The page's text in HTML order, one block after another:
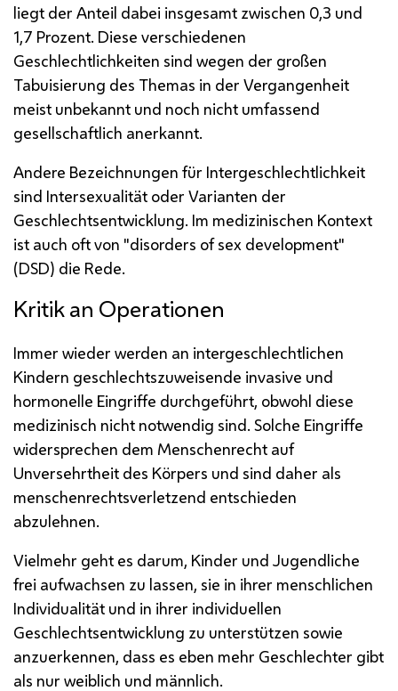
liegt der Anteil dabei insgesamt zwischen 0,3 und
1,7 Prozent. Diese verschiedenen
Geschlechtlichkeiten sind wegen der großen
Tabuisierung des Themas in der Vergangenheit
meist unbekannt und noch nicht umfassend
gesellschaftlich anerkannt.
Andere Bezeichnungen für Intergeschlechtlichkeit
sind Intersexualität oder Varianten der
Geschlechtsentwicklung. Im medizinischen Kontext
ist auch oft von "disorders of sex development"
(DSD) die Rede.
Kritik an Operationen
Immer wieder werden an intergeschlechtlichen
Kindern geschlechtszuweisende invasive und
hormonelle Eingriffe durchgeführt, obwohl diese
medizinisch nicht notwendig sind. Solche Eingriffe
widersprechen dem Menschenrecht auf
Unversehrtheit des Körpers und sind daher als
menschenrechtsverletzend entschieden
abzulehnen.
Vielmehr geht es darum, Kinder und Jugendliche
frei aufwachsen zu lassen, sie in ihrer menschlichen
Individualität und in ihrer individuellen
Geschlechtsentwicklung zu unterstützen sowie
anzuerkennen, dass es eben mehr Geschlechter gibt
als nur weiblich und männlich.